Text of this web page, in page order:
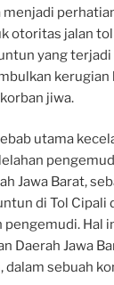
menjadi
otoritas jalan tol
yang terjadi
kerugian
jiwa.
utama
Jawa Barat,
di Tol Cipali
Hal
Daerah Jawa
dalam sebuah